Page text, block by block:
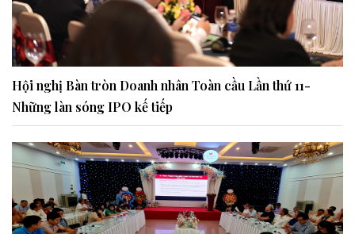
Hội nghị Bàn tròn Doanh nhân Toàn cầu Lần thứ 11-
Những làn sóng IPO kế tiếp